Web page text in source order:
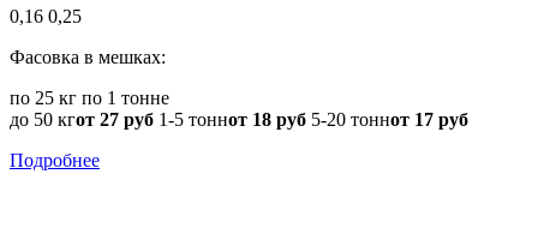
0,16 0,25
Фасовка в мешках:
по 25 кг по 1 тонне
до 50 кгот 27 руб 1-5 тоннот 18 руб 5-20 тоннот 17 руб
Подробнее